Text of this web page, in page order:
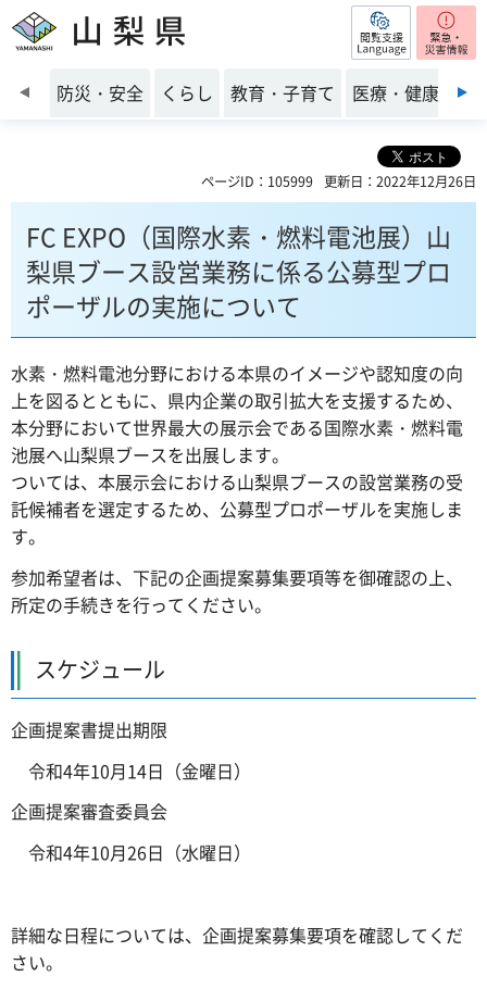
山梨県 閲覧支援
前のスライドを表示
防災・安全 くらし 教育・子育て 医療・健康・福
ページID：105999 更新日：2022年12月26日
FC EXPO（国際水素・燃料電池展）山
梨県ブース設営業務に係る公募型プロ
ポーザルの実施について
水素・燃料電池分野における本県のイメージや認知度の向
上を図るとともに、県内企業の取引拡大を支援するため、
本分野において世界最大の展示会である国際水素・燃料電
池展へ山梨県ブースを出展します。
ついては、本展示会における山梨県ブースの設営業務の受
託候補者を選定するため、公募型プロポーザルを実施しま
す。
参加希望者は、下記の企画提案募集要項等を御確認の上、
所定の手続きを行ってください。
スケジュール
企画提案書提出期限
令和4年10月14日（金曜日）
企画提案審査委員会
令和4年10月26日（水曜日）
詳細な日程については、企画提案募集要項を確認してくだ
さい。